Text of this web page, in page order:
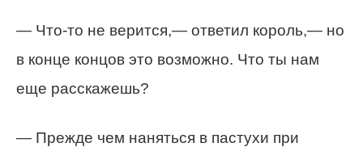
— Что-то не верится,— ответил король,— но
в конце концов это возможно. Что ты нам
еще расскажешь?
— Прежде чем наняться в пастухи при